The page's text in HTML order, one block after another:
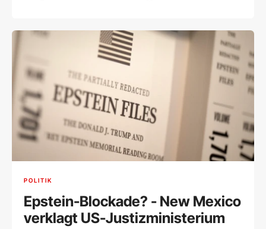
POLITIK
Epstein-Blockade? - New Mexico
verklagt US-Justizministerium